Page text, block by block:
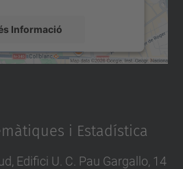
Informació
Accepta
i Estadística
Edifici U. C. Pau Gargallo, 14